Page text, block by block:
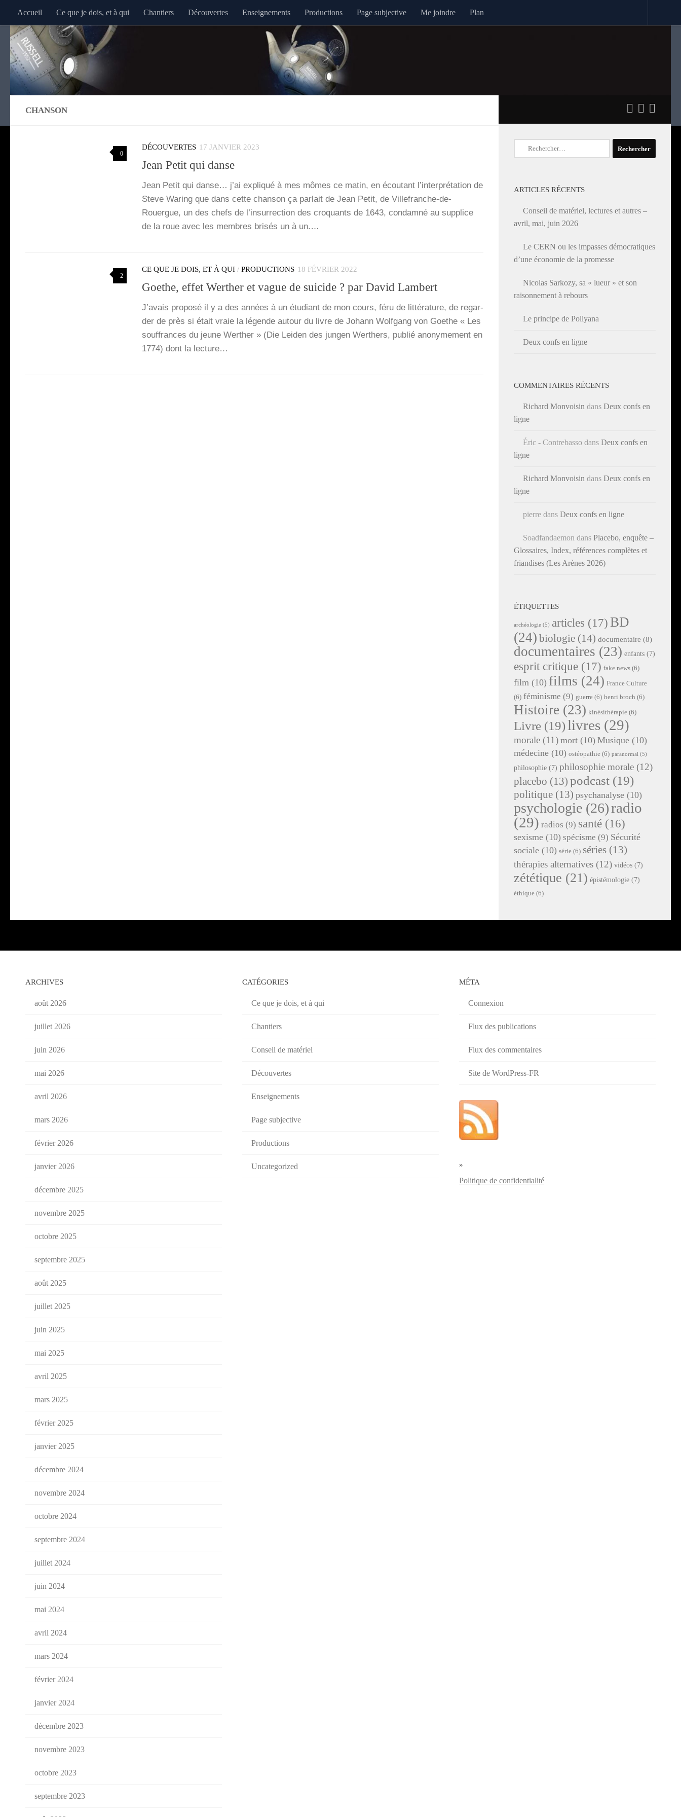
Au dessous du contenu
Accueil Ce que je dois, et à qui Chantiers Découvertes Enseignements Productions Page subjective Me joindre Plan
CHANSON
0
DÉCOUVERTES 17 JANVIER 2023
Jean Petit qui danse
Jean Petit qui danse… j’ai expli­qué à mes mômes ce matin, en écou­tant l’in­ter­pré­ta­tion de
Steve Waring que dans cette chan­son ça par­lait de Jean Petit, de Vil­­le­­franche-de-
Rouergue, un des chefs de l’in­sur­rec­tion des cro­quants de 1643, condam­né au sup­plice
de la roue avec les membres bri­sés un à un.…
2
CE QUE JE DOIS, ET À QUI / PRODUCTIONS 18 FÉVRIER 2022
Goethe, effet Werther et vague de suicide ? par David Lambert
J’a­vais pro­po­sé il y a des années à un étu­diant de mon cours, féru de lit­té­ra­ture, de regar­
der de près si était vraie la légende autour du livre de Johann Wolf­gang von Goethe « Les
souf­frances du jeune Wer­ther » (Die Lei­den des jun­gen Wer­thers, publié ano­ny­me­ment en
1774) dont la lec­ture…
Rechercher :
ARTICLES RÉCENTS
Conseil de matériel, lectures et autres –
avril, mai, juin 2026
Le CERN ou les impasses démocratiques
d’une économie de la promesse
Nicolas Sarkozy, sa « lueur » et son
raisonnement à rebours
Le principe de Pollyana
Deux confs en ligne
COMMENTAIRES RÉCENTS
Richard Monvoisin dans Deux confs en
ligne
Éric - Contrebasso dans Deux confs en
ligne
Richard Monvoisin dans Deux confs en
ligne
pierre dans Deux confs en ligne
Soadfandaemon dans Placebo, enquête –
Glossaires, Index, références complètes et
friandises (Les Arènes 2026)
ÉTIQUETTES
archéologie (5) articles (17) BD
(24) biologie (14) documentaire (8)
documentaires (23) enfants (7)
esprit critique (17) fake news (6)
film (10) films (24) France Culture
(6) féminisme (9) guerre (6) henri broch (6)
Histoire (23) kinésithérapie (6)
Livre (19)livres (29)
morale (11) mort (10) Musique (10)
médecine (10) ostéopathie (6) paranormal (5)
philosophie (7) philosophie morale (12)
placebo (13) podcast (19)
politique (13) psychanalyse (10)
psychologie (26)radio
(29) radios (9) santé (16)
sexisme (10) spécisme (9) Sécurité
sociale (10) série (6) séries (13)
thérapies alternatives (12) vidéos (7)
zététique (21) épistémologie (7)
éthique (6)
ARCHIVES
août 2026
juillet 2026
juin 2026
mai 2026
avril 2026
mars 2026
février 2026
janvier 2026
décembre 2025
novembre 2025
octobre 2025
septembre 2025
août 2025
juillet 2025
juin 2025
mai 2025
avril 2025
mars 2025
février 2025
janvier 2025
décembre 2024
novembre 2024
octobre 2024
septembre 2024
juillet 2024
juin 2024
mai 2024
avril 2024
mars 2024
février 2024
janvier 2024
décembre 2023
novembre 2023
octobre 2023
septembre 2023
CATÉGORIES
Ce que je dois, et à qui
Chantiers
Conseil de matériel
Découvertes
Enseignements
Page subjective
Productions
Uncategorized
MÉTA
Connexion
Flux des publications
Flux des commentaires
Site de WordPress-FR
»
Politique de confidentialité